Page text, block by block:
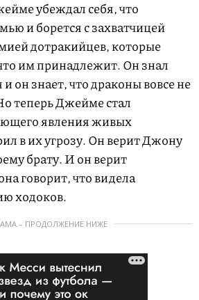
убеждал себя, что
и борется с захватчицей
дотракийцев, которые
им принадлежит. Он знал
он знает, что драконы вовсе не
теперь Джейме стал
явления живых
в их угрозу. Он верит Джону
брату. И он верит
говорит, что видела
ходоков.
– ПРОДОЛЖЕНИЕ НИЖЕ